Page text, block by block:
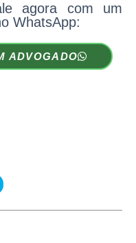
agora com um
WhatsApp:
ADVOGADO